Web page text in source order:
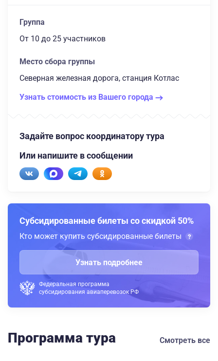
Группа
От 10 до 25 участников
Место сбора группы
Северная железная дорога, станция Котлас
Узнать стоимость из Вашего города
Задайте вопрос координатору тура
Или напишите в сообщении
Субсидированные билеты со скидкой 50%
Кто может купить субсидированные билеты
Узнать подробнее
Федеральная программа
субсидирования авиаперевозок РФ
Программа тура Смотреть все